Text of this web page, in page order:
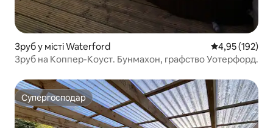
Зруб у місті Waterford Середня
4,95 (192)
Зруб на Коппер-Коуст. Бунмахон, графство Уотерфорд.
Супергосподар
Супергосподар